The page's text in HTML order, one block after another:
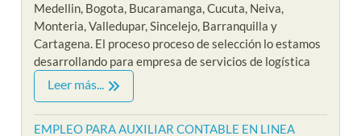
Medellin, Bogota, Bucaramanga, Cucuta, Neiva,
Monteria, Valledupar, Sincelejo, Barranquilla y
Cartagena. El proceso proceso de selección lo estamos
desarrollando para empresa de servicios de logística
Leer más...
EMPLEO PARA AUXILIAR CONTABLE EN LINEA